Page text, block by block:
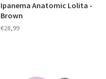
Ipanema Anatomic Lolita -
Brown
€28,99